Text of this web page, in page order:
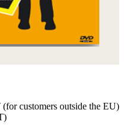
customers outside the EU)